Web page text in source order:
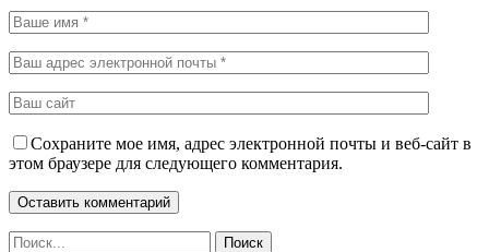
Сохраните мое имя, адрес электронной почты и веб-сайт в
этом браузере для следующего комментария.